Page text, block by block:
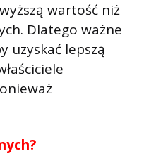
wartość niż
Dlatego ważne
uzyskać lepszą